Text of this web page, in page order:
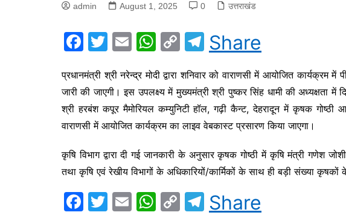
admin August 1, 2025 0 उत्तराखंड
F
c
e
b
o
k
T
itt
er
E
ai
l
W
at
s
A
p
p
C
p
y
Li
k
T
el
e
gr
a
Share
प्रधानमंत्री श्री नरेन्द्र मोदी द्वारा शनिवार को वाराणसी में आयोजित कार्यक्रम
जारी की जाएगी। इस उपलक्ष्य में मुख्यमंत्री श्री पुष्कर सिंह धामी की
श्री हरबंश कपूर मैमोरियल कम्युनिटी हॉल, गढ़ी कैन्ट, देहरादून में कृषक गोष्ठी
वाराणसी में आयोजित कार्यक्रम का लाइव वेबकास्ट प्रसारण किया जाएगा।
कृषि विभाग द्वारा दी गई जानकारी के अनुसार कृषक गोष्ठी में कृषि मंत्री गणेश
तथा कृषि एवं रेखीय विभागों के अधिकारियों/कार्मिकों के साथ ही बड़ी संख्या कृषकों के
F
T
E
W C
T
Share